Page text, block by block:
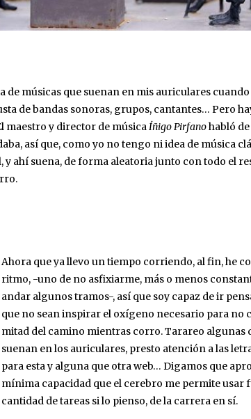
de músicas que suenan en mis auriculares
de bandas sonoras, grupos, cantantes… Pero
maestro y director de músicaÍñigo Pirfanohabló
así que, como yo no tengo ni idea de música
y ahí suena, de forma aleatoria junto con todo el
Ahora que ya llevo un tiempo corriendo, al fin, he
ritmo, -uno de no asfixiarme, más o menos
andar algunos tramos-, así que soy capaz de ir
que no sean inspirar el oxígeno necesario para no
mitad del camino mientras corro. Tarareo algunas
suenan en los auriculares, presto atención a las
para esta y alguna que otra web… Digamos que
mínima capacidad que el cerebro me permite usar
cantidad de tareas si lo pienso, de la carrera en sí.